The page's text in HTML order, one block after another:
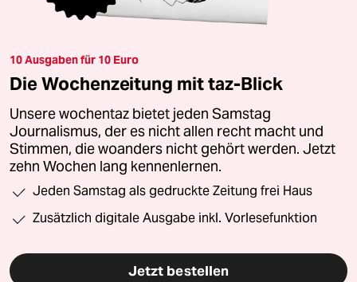
10 Ausgaben für 10 Euro
Die Wochenzeitung mit taz-Blick
Unsere wochentaz bietet jeden Samstag
Journalismus, der es nicht allen recht macht und
Stimmen, die woanders nicht gehört werden. Jetzt
zehn Wochen lang kennenlernen.
Jeden Samstag als gedruckte Zeitung frei Haus
Zusätzlich digitale Ausgabe inkl. Vorlesefunktion
Jetzt bestellen